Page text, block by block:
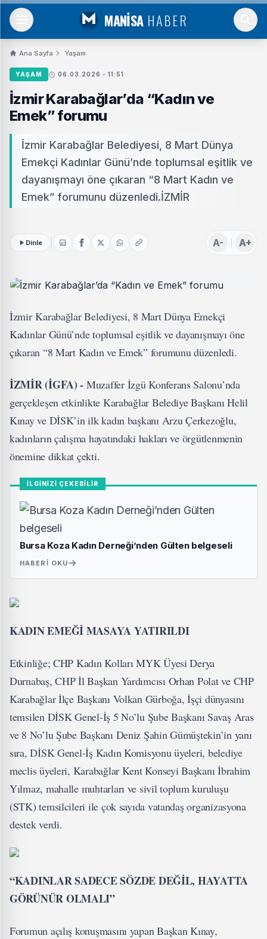
MANİSA HABER
Ana Sayfa Yaşam
YAŞAM 06.03.2026 - 11:51
İzmir Karabağlar’da “Kadın ve
Emek” forumu
İzmir Karabağlar Belediyesi, 8 Mart Dünya
Emekçi Kadınlar Günü’nde toplumsal eşitlik ve
dayanışmayı öne çıkaran “8 Mart Kadın ve
Emek” forumunu düzenledi.İZMİR
Dinle A- A+
İzmir Karabağlar Belediyesi, 8 Mart Dünya Emekçi
Kadınlar Günü’nde toplumsal eşitlik ve dayanışmayı öne
çıkaran “8 Mart Kadın ve Emek” forumunu düzenledi.
İZMİR (İGFA) - Muzaffer İzgü Konferans Salonu’nda
gerçekleşen etkinlikte Karabağlar Belediye Başkanı Helil
Kınay ve DİSK’in ilk kadın başkanı Arzu Çerkezoğlu,
kadınların çalışma hayatındaki hakları ve örgütlenmenin
önemine dikkat çekti.
İLGİNİZİ ÇEKEBİLİR
Bursa Koza Kadın Derneği’nden Gülten belgeseli
HABERI OKU
KADIN EMEĞİ MASAYA YATIRILDI
Etkinliğe; CHP Kadın Kolları MYK Üyesi Derya
Durnabaş, CHP İl Başkan Yardımcısı Orhan Polat ve CHP
Karabağlar İlçe Başkanı Volkan Gürboğa, İşçi dünyasını
temsilen DİSK Genel-İş 5 No’lu Şube Başkanı Savaş Aras
ve 8 No’lu Şube Başkanı Deniz Şahin Gümüştekin’in yanı
sıra, DİSK Genel-İş Kadın Komisyonu üyeleri, belediye
meclis üyeleri, Karabağlar Kent Konseyi Başkanı İbrahim
Yılmaz, mahalle muhtarları ve sivil toplum kuruluşu
(STK) temsilcileri ile çok sayıda vatandaş organizasyona
destek verdi.
“KADINLAR SADECE SÖZDE DEĞİL, HAYATTA
GÖRÜNÜR OLMALI”
Forumun açılış konuşmasını yapan Başkan Kınay,